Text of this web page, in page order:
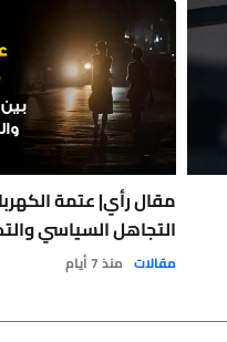
مقال رأي| عتمة
التجاهل السياسي
مقالات منذ 7 أيام